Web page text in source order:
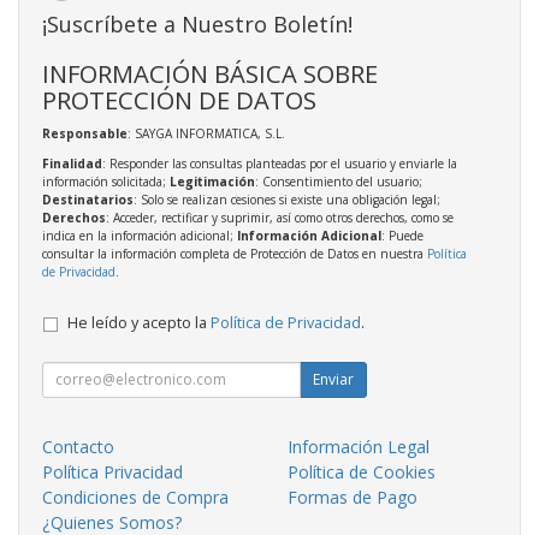
¡Suscríbete a Nuestro Boletín!
INFORMACIÓN BÁSICA SOBRE
PROTECCIÓN DE DATOS
Responsable: SAYGA INFORMATICA, S.L.
Finalidad: Responder las consultas planteadas por el usuario y enviarle la
información solicitada; Legitimación: Consentimiento del usuario;
Destinatarios: Solo se realizan cesiones si existe una obligación legal;
Derechos: Acceder, rectificar y suprimir, así como otros derechos, como se
indica en la información adicional; Información Adicional: Puede
consultar la información completa de Protección de Datos en nuestra Política
de Privacidad.
He leído y acepto la Política de Privacidad.
Enviar
Contacto
Información Legal
Política Privacidad
Política de Cookies
Condiciones de Compra
Formas de Pago
¿Quienes Somos?